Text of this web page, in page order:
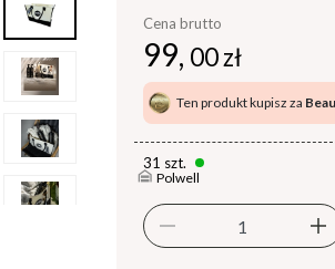
Cena brutto
99, 00 zł
Ten produkt kupisz za
31 szt.
Polwell